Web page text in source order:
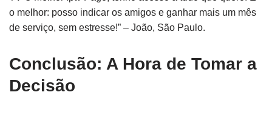
o melhor: posso indicar os amigos e ganhar mais um mês
de serviço, sem estresse!” – João, São Paulo.
Conclusão: A Hora de Tomar a
Decisão